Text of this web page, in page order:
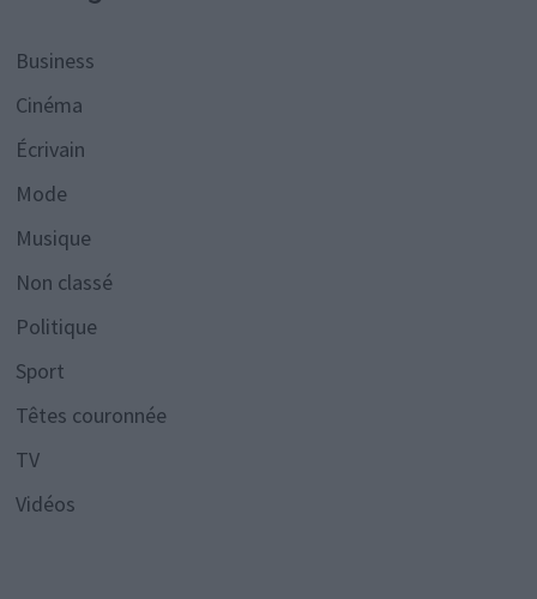
Business
Cinéma
Écrivain
Mode
Musique
Non classé
Politique
Sport
Têtes couronnée
TV
Vidéos